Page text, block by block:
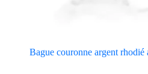
Bague couronne argent rhodié